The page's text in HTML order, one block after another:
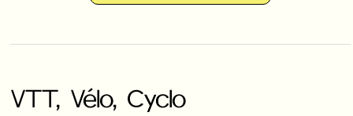
VTT, Vélo, Cyclo